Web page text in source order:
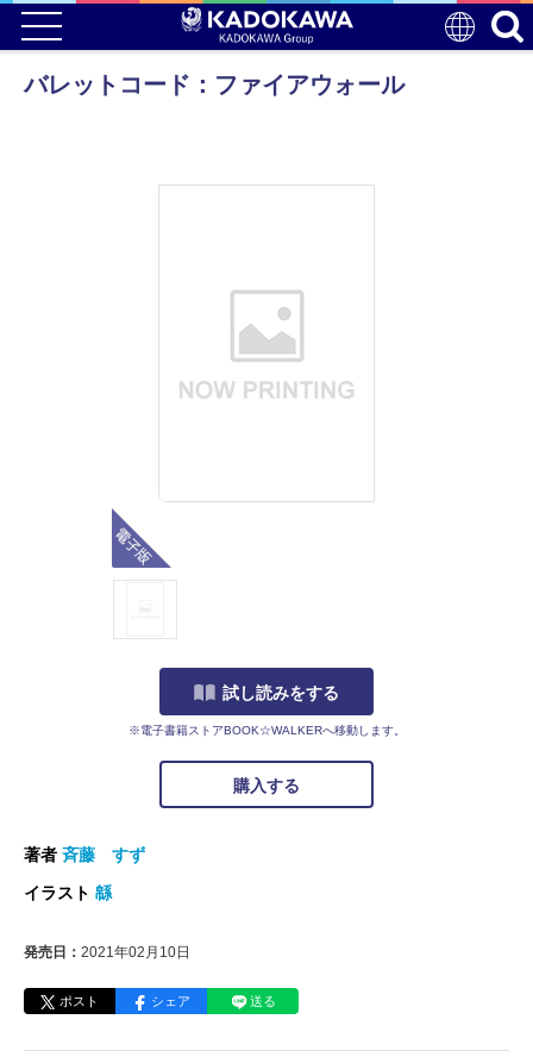
バレットコード：ファイアウォール
試し読みをする
※電子書籍ストアBOOK☆WALKERへ移動します。
購入する
著者斉藤 すず
イラスト 緜
発売日： 2021年02月10日
ポスト シェア 送る